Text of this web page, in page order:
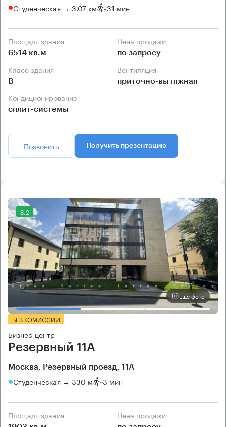
Студенческая → 3.07 км ~31 мин
Площадь здания
6514 кв.м
Цена продажи
по запросу
Класс здания
B
Вентиляция
приточно-вытяжная
Кондиционирование
сплит-системы
Позвонить Получить презентацию
8.2
Еще фото
БЕЗ КОМИССИИ
Бизнес-центр
Резервный 11А
Москва, Резервный проезд, 11А
Студенческая → 330 м ~3 мин
Площадь здания Цена продажи